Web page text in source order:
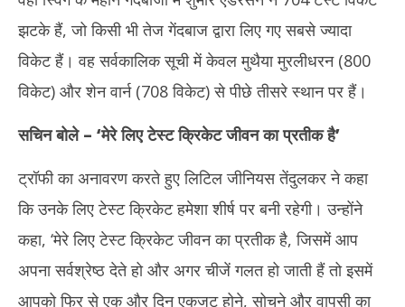
झटके हैं, जो किसी भी तेज गेंदबाज द्वारा लिए गए सबसे ज्यादा
विकेट हैं। वह सर्वकालिक सूची में केवल मुथैया मुरलीधरन (800
विकेट) और शेन वार्न (708 विकेट) से पीछे तीसरे स्थान पर हैं।
सचिन बोले – ‘मेरे लिए टेस्ट क्रिकेट जीवन का प्रतीक है’
ट्रॉफी का अनावरण करते हुए लिटिल जीनियस तेंदुलकर ने कहा
कि उनके लिए टेस्ट क्रिकेट हमेशा शीर्ष पर बनी रहेगी। उन्होंने
कहा, ‘मेरे लिए टेस्ट क्रिकेट जीवन का प्रतीक है, जिसमें आप
अपना सर्वश्रेष्ठ देते हो और अगर चीजें गलत हो जाती हैं तो इसमें
आपको फिर से एक और दिन एकजुट होने, सोचने और वापसी का